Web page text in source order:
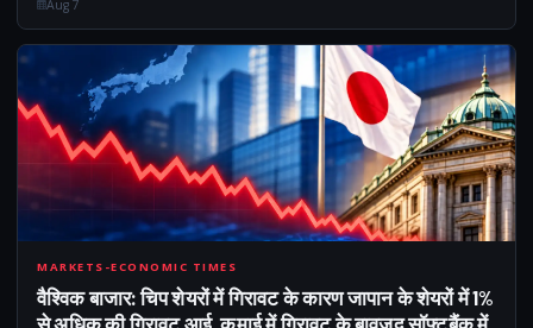
Aug 7
MARKETS-ECONOMIC TIMES
वैश्विक बाजार: चिप शेयरों में गिरावट के कारण जापान के शेयरों में 1%
से अधिक की गिरावट आई, कमाई में गिरावट के बावजूद सॉफ्टबैंक में